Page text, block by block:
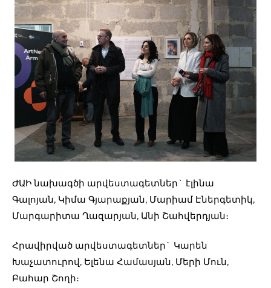
ԺԱԻ նախագծի արվեստագետներ` էլինա
Գալոյան, Կիմա Գյարաքյան, Մարիամ Էներգետիկ,
Մարգարիտա Ղազարյան, Անի Շահվերդյան։
Հրավիրված արվեստագետներ` Կարեն
Խաչատուրով, Ելենա Համասյան, Մերի Մուն,
Բահար Շողի։